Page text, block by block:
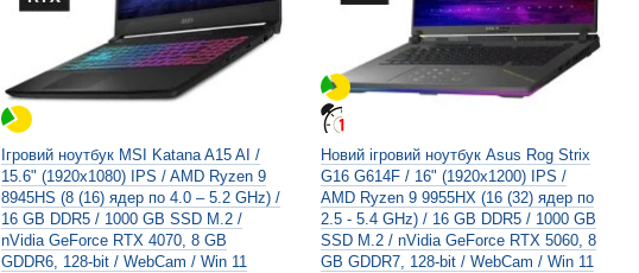
Ігровий ноутбук MSI Katana A15 AI /
15.6" (1920x1080) IPS / AMD Ryzen 9
8945HS (8 (16) ядер по 4.0 – 5.2 GHz) /
16 GB DDR5 / 1000 GB SSD M.2 /
nVidia GeForce RTX 4070, 8 GB
GDDR6, 128-bit / WebCam / Win 11
Новий ігровий ноутбук Asus Rog Strix
G16 G614F / 16" (1920x1200) IPS /
AMD Ryzen 9 9955HX (16 (32) ядер по
2.5 - 5.4 GHz) / 16 GB DDR5 / 1000 GB
SSD M.2 / nVidia GeForce RTX 5060, 8
GB GDDR7, 128-bit / WebCam / Win 11